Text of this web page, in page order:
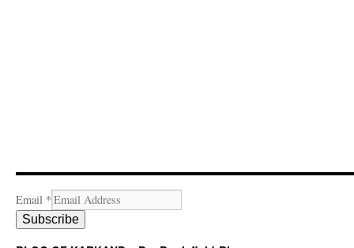
Email *
Subscribe